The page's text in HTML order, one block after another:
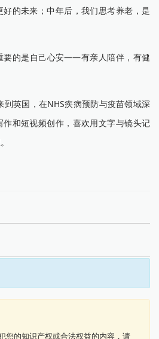
的未来；中年后，我们思考养老，是
要的是自己心安——有亲人陪伴，有健
英国，在NHS疾病预防与疫苗领域深
和短视频创作，喜欢用文字与镜头记
您的知识产权或合法权益的内容，请